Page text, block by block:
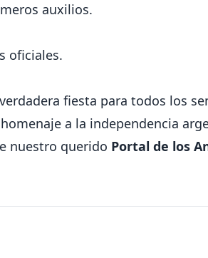
auxilios.
oficiales.
fiesta para todos los
a la independencia
nuestro querido Portal de los